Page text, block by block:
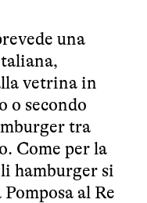
una
vetrina in
o secondo
tra
Come per la
hamburger si
al Re